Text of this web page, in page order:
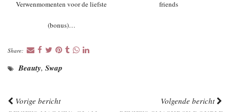
Verwenmomenten voor de liefste
(bonus)…
friends
Share:
Beauty, Swap
Vorige bericht
Volgende bericht